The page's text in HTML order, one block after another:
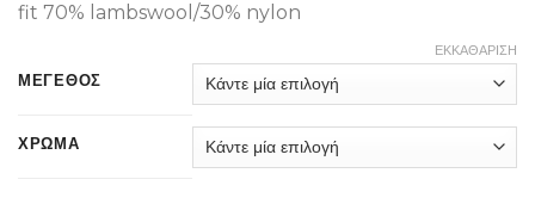
fit 70% lambswool/30% nylon
ΜΕΓΕΘΟΣ
ΧΡΩΜΑ
ΕΚΚΑΘΆΡΙΣΗ